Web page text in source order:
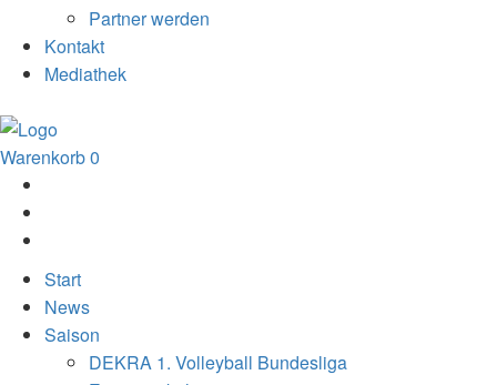
Partner werden
Kontakt
Mediathek
Warenkorb0
Start
News
Saison
DEKRA 1. Volleyball Bundesliga